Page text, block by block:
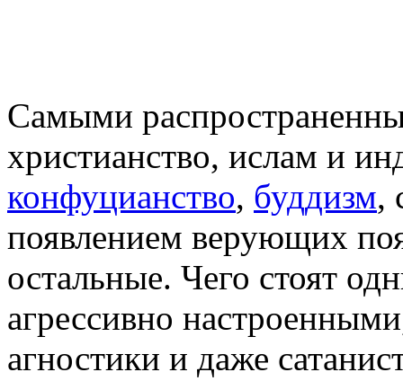
Самыми
христианство, ислам и
конфуцианство, буддизм,
появлением верующих
остальные. Чего стоят
агрессивно
агностики и даже